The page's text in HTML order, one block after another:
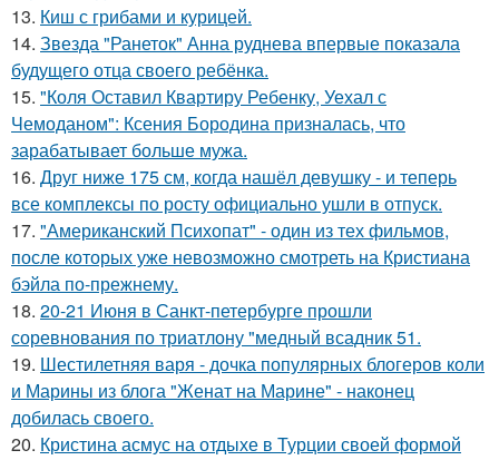
13. Киш с грибами и курицей.
14. Звезда "Ранеток" Анна руднева впервые показала
будущего отца своего ребёнка.
15. "Коля Оставил Квартиру Ребенку, Уехал с
Чемоданом": Ксения Бородина призналась, что
зарабатывает больше мужа.
16. Друг ниже 175 см, когда нашёл девушку - и теперь
все комплексы по росту официально ушли в отпуск.
17. "Американский Психопат" - один из тех фильмов,
после которых уже невозможно смотреть на Кристиана
бэйла по-прежнему.
18. 20-21 Июня в Санкт-петербурге прошли
соревнования по триатлону "медный всадник 51.
19. Шестилетняя варя - дочка популярных блогеров коли
и Марины из блога "Женат на Марине" - наконец
добилась своего.
20. Кристина асмус на отдыхе в Турции своей формой